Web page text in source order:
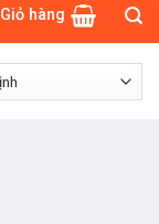
Giỏ hàng